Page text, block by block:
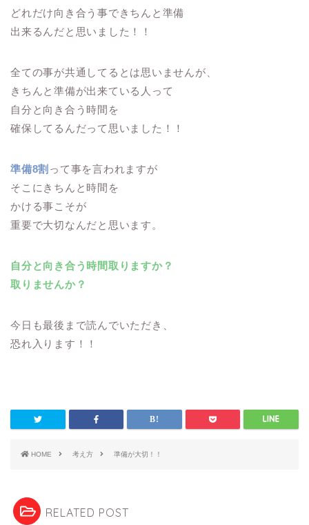
どれだけ向き合う事できちんと準備
出来るんだと思いました！！
全ての事が共通してるとは思いませんが、
きちんと準備が出来ている人って
自分と向き合う時間を
確保してるんだって思いました！！
準備8割 って事を言われますが
そこにきちんと時間を
かける事こそが
重要で大切なんだと思います。
自分と向き合う時間取りますか？
取りませんか？
今日も最後まで読んでいただき、
恐れ入ります！！
HOME 考え方 準備が大切！！
RELATED POST